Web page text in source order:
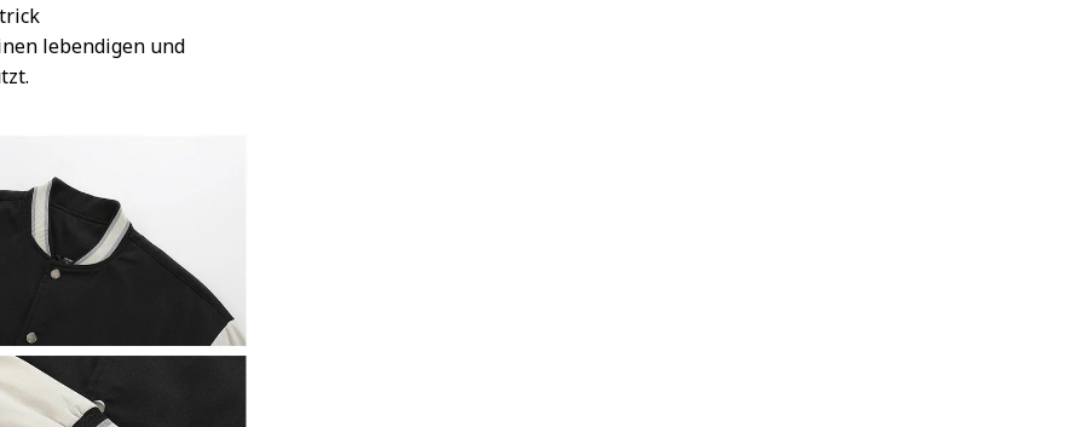
lebendigen und